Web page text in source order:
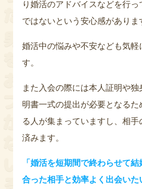
り婚活のアドバイスなどを行
ではないという安心感がありま
婚活中の悩みや不安なども気
す。
また入会の際には本人証明や
明書一式の提出が必要となる
る人が集まっていますし、相
済みます。
「婚活を短期間で終わらせて
合った相手と効率よく出会い